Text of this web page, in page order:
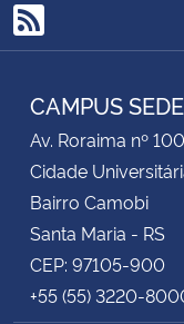
RSS
CAMPUS SEDE
Av. Roraima nº
Cidade
Bairro Camobi
Santa Maria - RS
CEP: 97105-900
+55 (55) 3220-